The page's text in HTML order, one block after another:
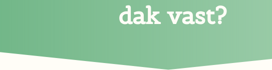
dak vast?